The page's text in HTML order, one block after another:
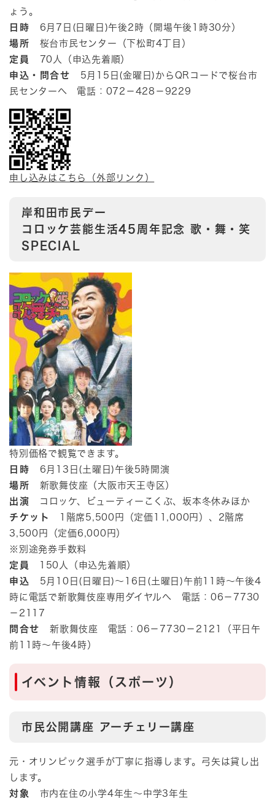
ょう。
日時 6月7日(日曜日)午後2時（開場午後1時30分）
場所 桜台市民センター（下松町4丁目）
定員 70人（申込先着順）
申込・問合せ 5月15日(金曜日)からQRコードで桜台市
民センターへ 電話：072－428－9229
申し込みはこちら（外部リンク）
岸和田市民デー
コロッケ芸能生活45周年記念 歌・舞・笑
SPECIAL
特別価格で観覧できます。
日時 6月13日(土曜日)午後5時開演
場所 新歌舞伎座（大阪市天王寺区）
出演 コロッケ、ビューティーこくぶ、坂本冬休みほか
チケット
1階席5,500円（定価11,000円）、2階席
3,500円（定価6,000円）
※別途発券手数料
定員
150人（申込先着順）
申込 5月10日(日曜日)～16日(土曜日)午前11時～午後4
時に電話で新歌舞伎座専用ダイヤルへ 電話：06－7730
－2117
問合せ 新歌舞伎座 電話：06－7730－2121（平日午
前11時～午後4時）
​イベント情報（スポーツ）
市民公開講座 アーチェリー講座
元・オリンピック選手が丁寧に指導します。弓矢は貸し出
します。
対象 市内在住の小学4年生～中学3年生